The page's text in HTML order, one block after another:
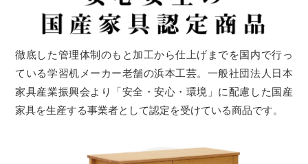
徹底した管理体制のもと加工から仕上げまでを国内で行っ
ている学習机メーカー老舗の浜本工芸。一般社団法人日本
家具産業振興会より「安全・安心・環境」に配慮した国産
家具を生産する事業者として認定を受けている商品です。